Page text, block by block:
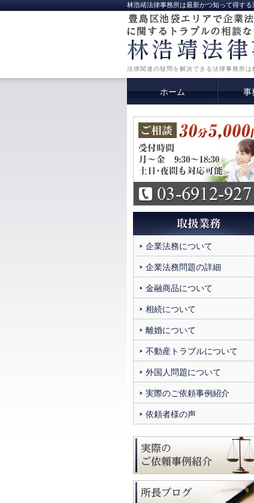
林浩靖法律事務所は最新かつ知って得する
法律関連の疑問を解決できる法律事務所は
ホーム 事
企業法務について
企業法務問題の詳細
金融商品について
相続について
離婚について
不動産トラブルについて
外国人問題について
実際のご依頼事例紹介
依頼者様の声